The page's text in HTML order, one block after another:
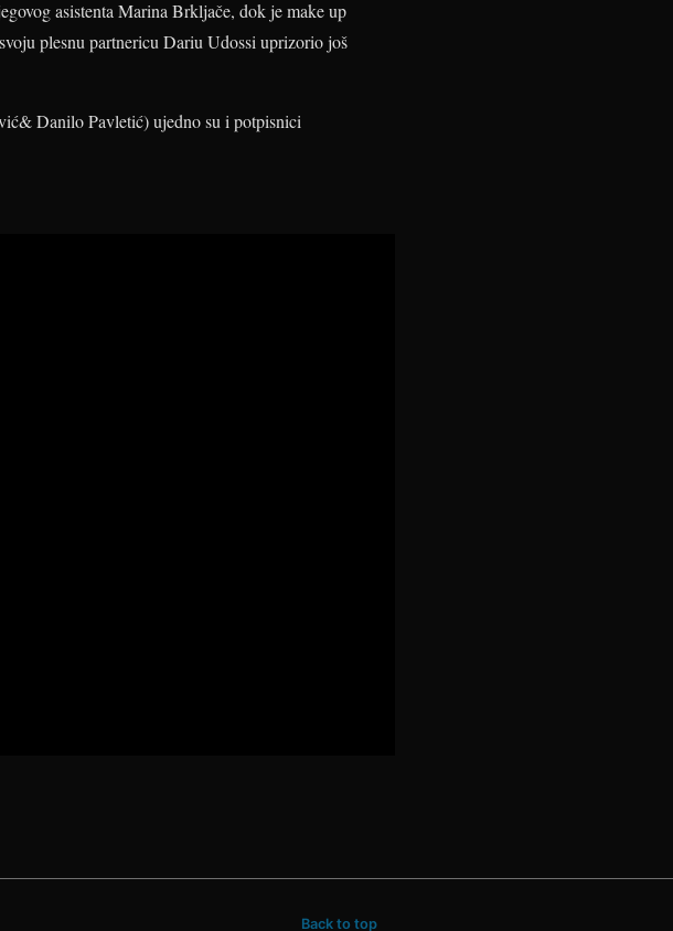
asistenta Marina Brkljače, dok je make up
plesnu partnericu Dariu Udossi uprizorio još
Danilo Pavletić) ujedno su i potpisnici
Back to top